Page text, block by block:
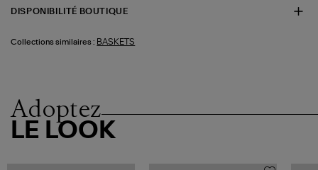
DISPONIBILITÉ BOUTIQUE
Collections similaires : BASKETS
Adoptez
LE LOOK